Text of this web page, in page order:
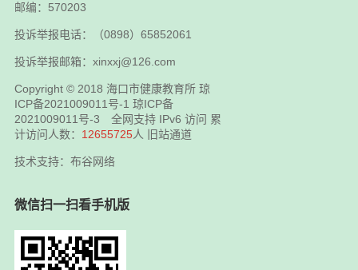
邮编：570203
投诉举报电话：（0898）65852061
投诉举报邮箱：xinxxj@126.com
Copyright © 2018 海口市健康教育所 琼
ICP备2021009011号-1 琼ICP备
2021009011号-3 全网支持 IPv6 访问 累
计访问人数： 12655725人 旧站通道
技术支持：布谷网络
微信扫一扫看手机版